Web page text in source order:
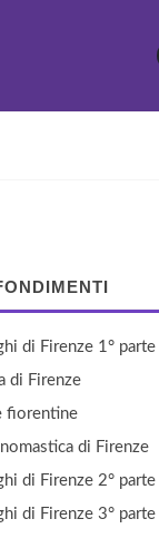
di Firenze 1° parte
di Firenze
fiorentine
di Firenze
di Firenze 2° parte
di Firenze 3° parte